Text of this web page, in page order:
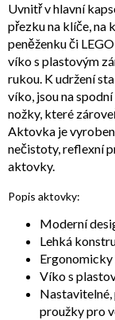
Uvnitř v hlavní
přezku na klíče, na
peněženku či
víko s plastovým
rukou. K udržení
víko, jsou na
nožky, které
Aktovka je
nečistoty, reflexní
aktovky.
Popis aktovky:
Moderní
Lehká
Ergonomicky
Víko s
proužky pro